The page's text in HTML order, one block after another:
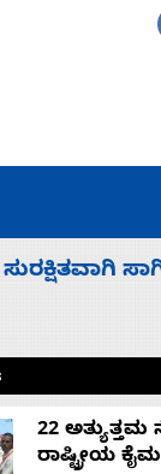
22 ಅತ್ಯುತ್ತಮ
ರಾಷ್ಟ್ರೀಯ